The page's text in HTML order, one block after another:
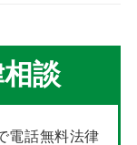
談
電話無料法律